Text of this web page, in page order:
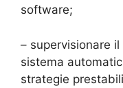
software;
– supervisionare
sistema
strategie